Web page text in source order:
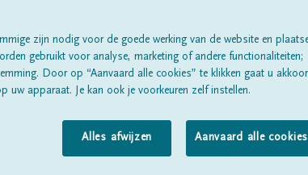
Alle rouwberichten Over ons
zijn nodig voor de goede werking van de website en
gebruikt voor analyse, marketing of andere functionaliteiten;
Door op “Aanvaard alle cookies” te klikken gaat u
uw apparaat. Je kan ook je voorkeuren zelf instellen.
Alles afwijzen Aanvaard alle cookies